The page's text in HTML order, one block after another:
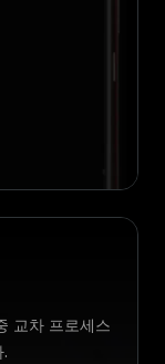
교차 프로세스